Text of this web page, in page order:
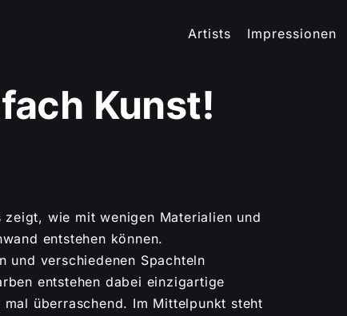
Artists Impressionen
Kunst!
wie mit wenigen Materialien und
entstehen können.
und verschiedenen Spachteln
entstehen dabei einzigartige
überraschend. Im Mittelpunkt steht